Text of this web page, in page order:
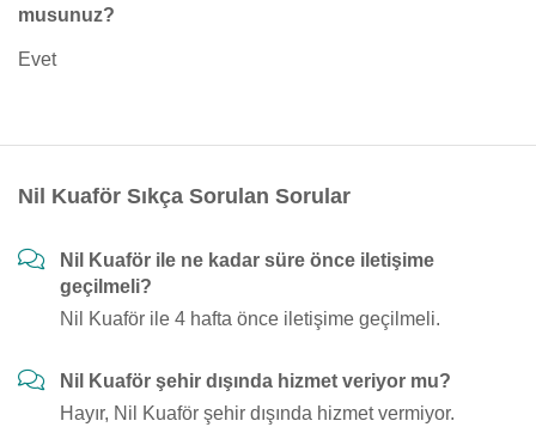
musunuz?
Evet
Nil Kuaför Sıkça Sorulan Sorular
Nil Kuaför ile ne kadar süre önce iletişime
geçilmeli?
Nil Kuaför ile 4 hafta önce iletişime geçilmeli.
Nil Kuaför şehir dışında hizmet veriyor mu?
Hayır, Nil Kuaför şehir dışında hizmet vermiyor.